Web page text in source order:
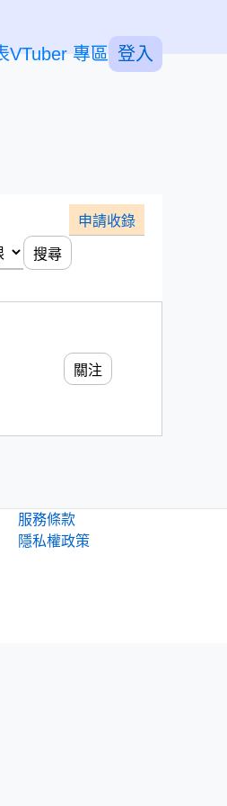
VTuber 專區 登入
申請收錄
搜尋
關注
服務條款
隱私權政策